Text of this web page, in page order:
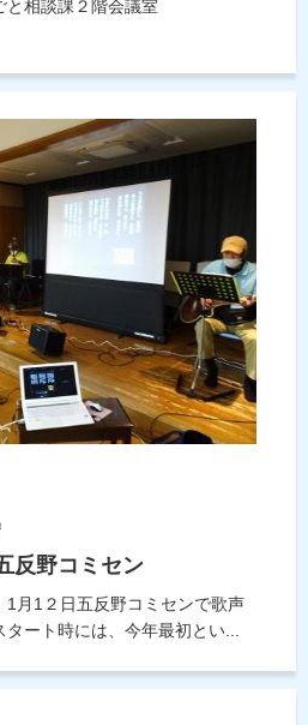
と相談課２階会議室
反野コミセン
1月1２日五反野コミセンで歌声
ート時には、今年最初とい...